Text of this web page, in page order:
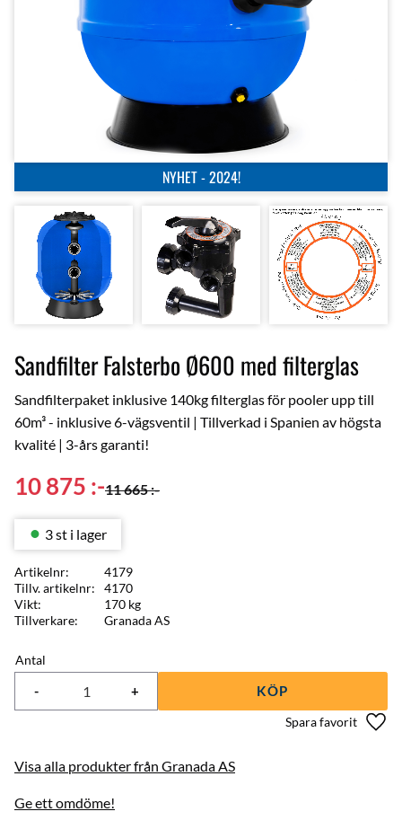
NYHET - 2024!
Sandfilter Falsterbo Ø600 med filterglas
Sandfilterpaket inklusive 140kg filterglas för pooler upp till
60m³ - inklusive 6-vägsventil | Tillverkad i Spanien av högsta
kvalité | 3-års garanti!
Nedsatt pris:
10 875 :-Ordinarie pris:
11 665:-
Antal
+
- KÖP
3 st i lager
Artikelnr
4179
Tillv. artikelnr
4170
Vikt
170 kg
Tillverkare
Granada AS
Visa alla produkter från Granada AS
Ge ett omdöme!